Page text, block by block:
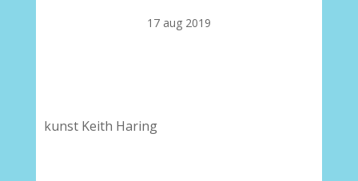
17 aug 2019
kunst Keith Haring